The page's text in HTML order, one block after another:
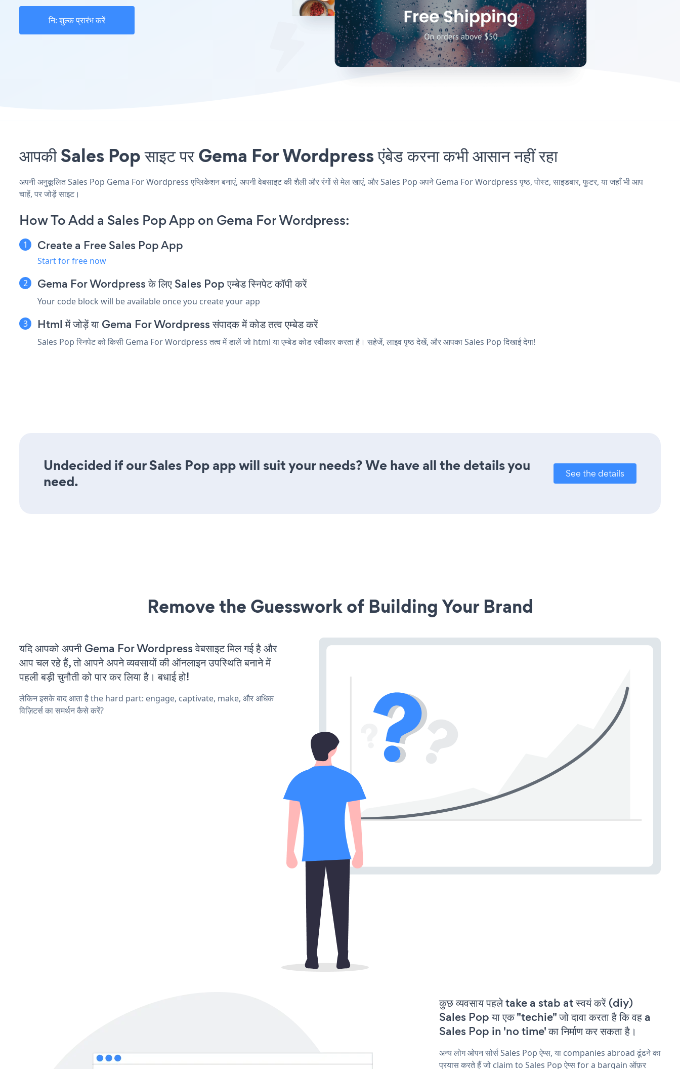
नि: शुल्क प्रारंभ करें
आपकी Sales Pop साइट पर Gema For Wordpress एंबेड करना कभी आसान नहीं रहा
अपनी अनुकूलित Sales Pop Gema For Wordpress एप्लिकेशन बनाएं, अपनी वेबसाइट की शैली और रंगों से मेल खाएं, और Sales Pop अपने Gema For Wordpress पृष्ठ, पोस्ट, साइडबार, फुटर, या जहाँ भी आप
चाहें, पर जोड़ें साइट।
How To Add a Sales Pop App on Gema For Wordpress:
Create a Free Sales Pop App
Start for free now
Gema For Wordpress के लिए Sales Pop एम्बेड स्निपेट कॉपी करें
Your code block will be available once you create your app
Html में जोड़ें या Gema For Wordpress संपादक में कोड तत्व एम्बेड करें
Sales Pop स्निपेट को किसी Gema For Wordpress तत्व में डालें जो html या एम्बेड कोड स्वीकार करता है। सहेजें, लाइव पृष्ठ देखें, और आपका Sales Pop दिखाई देगा!
Undecided if our Sales Pop app will suit your needs? We have all the details you
need.
See the details
Remove the Guesswork of Building Your Brand
यदि आपको अपनी Gema For Wordpress वेबसाइट मिल गई है और
आप चल रहे हैं, तो आपने अपने व्यवसायों की ऑनलाइन उपस्थिति बनाने में
पहली बड़ी चुनौती को पार कर लिया है। बधाई हो!
लेकिन इसके बाद आता है the hard part: engage, captivate, make, और अधिक
विज़िटर्स का समर्थन कैसे करें?
कुछ व्यवसाय पहले take a stab at स्वयं करें (diy)
Sales Pop या एक "techie" जो दावा करता है कि वह a
Sales Pop in 'no time' का निर्माण कर सकता है।
अन्य लोग ओपन सोर्स Sales Pop ऐप्स, या companies abroad ढूंढने का
प्रयास करते हैं जो claim to Sales Pop ऐप्स for a bargain ऑफ़र